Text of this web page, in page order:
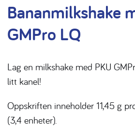
Bananmilkshake
GMPro LQ
Lag en milkshake med PKU
litt kanel!
Oppskriften inneholder 11,45 g
(3,4 enheter).